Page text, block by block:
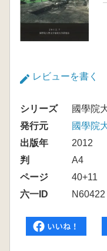
レビューを書く
シリーズ
國學院
発行元
國學院
出版年
2012
判
A4
ページ
40+11
六一ID
N60422